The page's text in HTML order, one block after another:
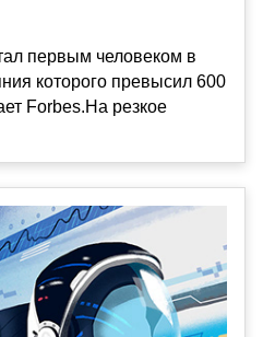
первым человеком в
которого превысил 600
Forbes.На резкое